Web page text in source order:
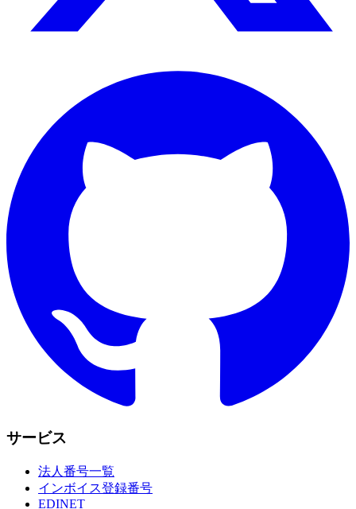
サービス
法人番号一覧
インボイス登録番号
EDINET